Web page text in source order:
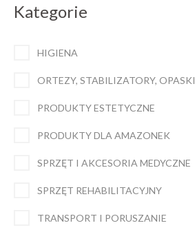
Kategorie
HIGIENA
ORTEZY, STABILIZATORY, OPASKI
PRODUKTY ESTETYCZNE
PRODUKTY DLA AMAZONEK
SPRZĘT I AKCESORIA MEDYCZNE
SPRZĘT REHABILITACYJNY
TRANSPORT I PORUSZANIE